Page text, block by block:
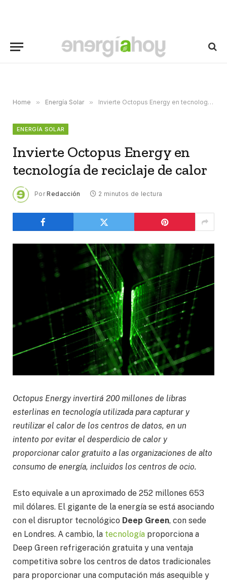
Home » Energía Solar » Invierte Octopus Energy en tecnología de reciclaje de calor
ENERGÍA SOLAR
Invierte Octopus Energy en
tecnología de reciclaje de calor
Por Redacción 2 minutos de lectura
Octopus Energy invertirá 200 millones de libras
esterlinas en tecnología utilizada para capturar y
reutilizar el calor de los centros de datos, en un
intento por evitar el desperdicio de calor y
proporcionar calor gratuito a las organizaciones de alto
consumo de energía, incluidos los centros de ocio.
Esto equivale a un aproximado de 252 millones 653
mil dólares. El gigante de la energía se está asociando
con el disruptor tecnológico Deep Green, con sede
en Londres. A cambio, la tecnología proporciona a
Deep Green refrigeración gratuita y una ventaja
competitiva sobre los centros de datos tradicionales
para proporcionar una computación más asequible y